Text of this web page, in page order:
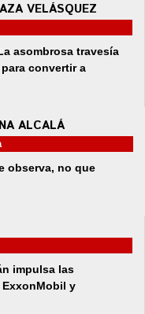
VELÁSQUEZ
asombrosa travesía
convertir a
ALCALÁ
observa, no que
impulsa las
ExxonMobil y